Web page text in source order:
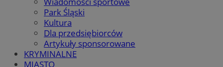
Park Śląski
Kultura
Dla przedsiębiorców
Artykuły sponsorowane
KRYMINALNE
MIASTO